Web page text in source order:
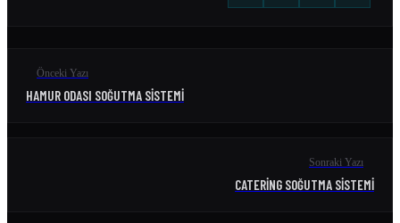
Önceki Yazı
HAMUR ODASI SOĞUTMA SISTEMI
Sonraki Yazı
CATERING SOĞUTMA SISTEMI